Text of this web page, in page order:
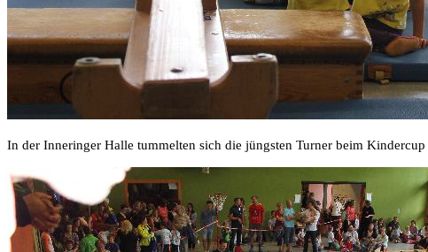
In der Inneringer Halle tummelten sich die jüngsten Turner beim Kindercup